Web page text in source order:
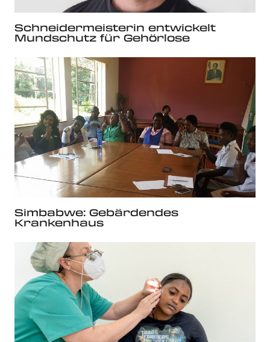
Schneidermeisterin entwickelt
Mundschutz für Gehörlose
Simbabwe: Gebärdendes
Krankenhaus